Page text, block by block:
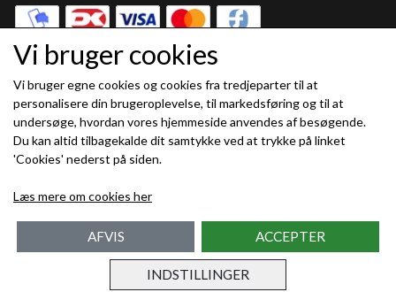
Modtag vores nyhedsbrev via e-mail
Tilmeld
(mere information)
Vi bruger cookies
Vi bruger egne cookies og cookies fra tredjeparter til at
personalisere din brugeroplevelse, til markedsføring og til at
undersøge, hvordan vores hjemmeside anvendes af besøgende.
Du kan altid tilbagekalde dit samtykke ved at trykke på linket
'Cookies' nederst på siden.
Læs mere om cookies her
INDSTILLINGER
AFVIS ACCEPTER